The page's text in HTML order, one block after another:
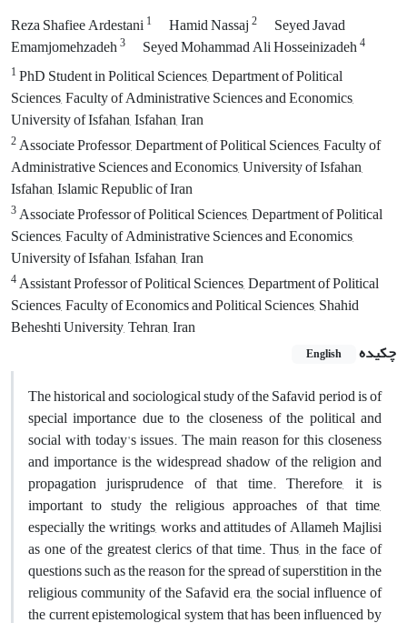
Reza Shafiee Ardestani1 Hamid Nassaj2
Seyed Javad
Emamjomehzadeh3 Seyed Mohammad Ali Hosseinizadeh4
1PhD Student in Political Sciences, Department of Political
Sciences, Faculty of Administrative Sciences and Economics,
University of Isfahan, Isfahan, Iran
2Associate Professor, Department of Political Sciences, Faculty of
Administrative Sciences and Economics, University of Isfahan,
Isfahan, Islamic Republic of Iran
3Associate Professor of Political Sciences, Department of Political
Sciences, Faculty of Administrative Sciences and Economics,
University of Isfahan, Isfahan, Iran
4Assistant Professor of Political Sciences, Department of Political
Sciences, Faculty of Economics and Political Sciences, Shahid
Beheshti University, Tehran, Iran
چکیده
English
The historical and sociological study of the Safavid period is of
special importance due to the closeness of the political and
social with today's issues. The main reason for this closeness
and importance is the widespread shadow of the religion and
propagation jurisprudence of that time. Therefore, it is
important to study the religious approaches of that time,
especially the writings, works and attitudes of Allameh Majlisi
as one of the greatest clerics of that time. Thus, in the face of
questions such as the reason for the spread of superstition in the
religious community of the Safavid era, the social influence of
the current epistemological system that has been influenced by